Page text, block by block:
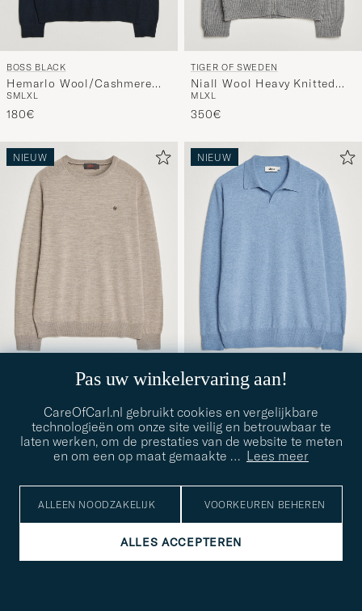
BOSS BLACK
Hemarlo Wool/Cashmere
Half Zip Dark Blue
SMLXL
180€
TIGER OF SWEDEN
Niall Wool Heavy Knitted
Full Zip Grey Melange
M LXL
350€
NIEUW
160€
NIEUW
ALTEA
Sky Blue
SML
200€
Pas uw winkelervaring aan!
CareOfCarl.nl gebruikt cookies en vergelijkbare
technologieën om onze site veilig en betrouwbaar te
laten werken, om de prestaties van de website te meten
en om een op maat gemaakte … Lees meer
ALLEEN NOODZAKELIJK VOORKEUREN BEHEREN
ALLES ACCEPTEREN